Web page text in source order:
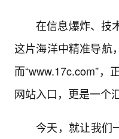
在信息爆炸、技
这片海洋中精准导航
而“www.17c.com”
网站入口，更是一个
今天，就让我们